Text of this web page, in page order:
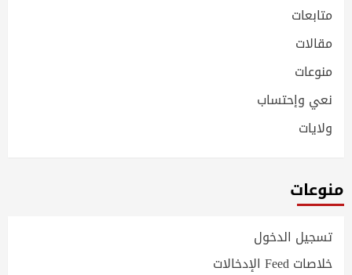
متابعات
مقالات
منوعات
نعي وإحتساب
ولايات
منوعات
تسجيل الدخول
خلاصات Feed الإدخالات